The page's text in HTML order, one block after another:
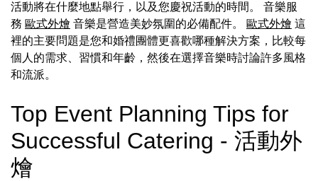
活動將在什麼地點舉行，以及您慶祝活動的時間。 音樂服
務 歐式外燴 音樂是營造美妙氛圍的必備配件。 歐式外燴 這
裡的主要問題是您和婚禮團體更喜歡哪種解決方案，比較每
個人的需求、習慣和年齡，然後在選擇音樂時討論許多風格
和流派。
Top Event Planning Tips for
Successful Catering - 活動外
燴